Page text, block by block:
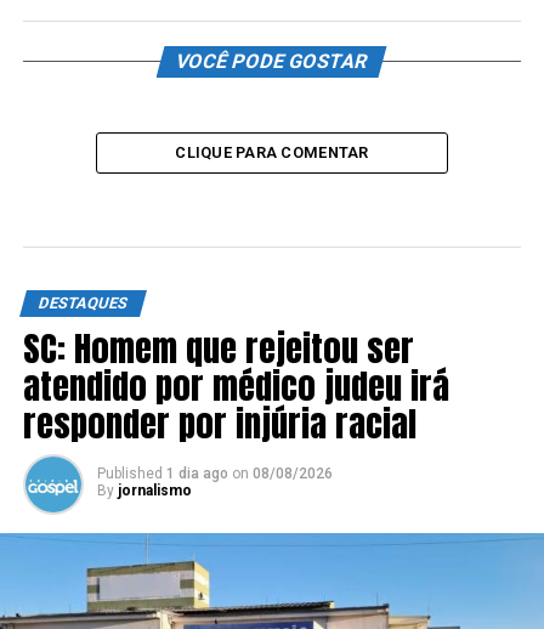
VOCÊ PODE GOSTAR
CLIQUE PARA COMENTAR
DESTAQUES
SC: Homem que rejeitou ser
atendido por médico judeu irá
responder por injúria racial
Published 1 dia ago on 08/08/2026
By jornalismo